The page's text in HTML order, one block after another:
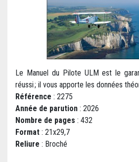
Le Manuel du Pilote ULM est le
réussi ; il vous apporte les données
Référence : 2275
Année de parution : 2026
Nombre de pages : 432
Format : 21x29,7
Reliure : Broché